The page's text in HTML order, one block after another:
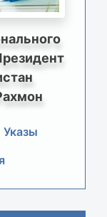
Указы